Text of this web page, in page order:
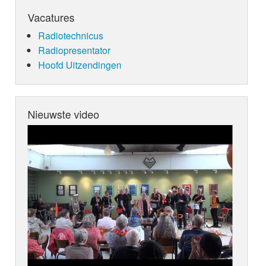
Vacatures
Radiotechnicus
Radiopresentator
Hoofd Uitzendingen
Nieuwste video